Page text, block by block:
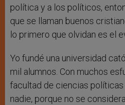
política y a los políticos,
que se llaman buenos
lo primero que olvidan es el
Yo fundé una universidad
mil alumnos. Con muchos
facultad de ciencias políticas
nadie, porque no se